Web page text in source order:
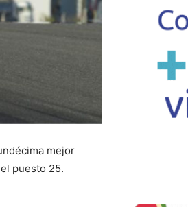
mejor
puesto 25.